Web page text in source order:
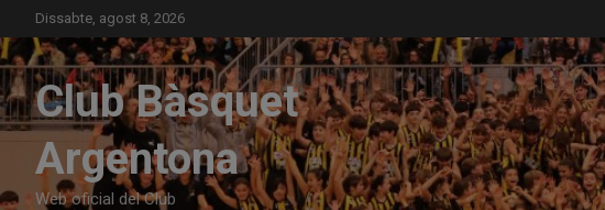
to
content
Dissabte, agost 8, 2026
Club Bàsquet
Argentona
Web oficial del Club